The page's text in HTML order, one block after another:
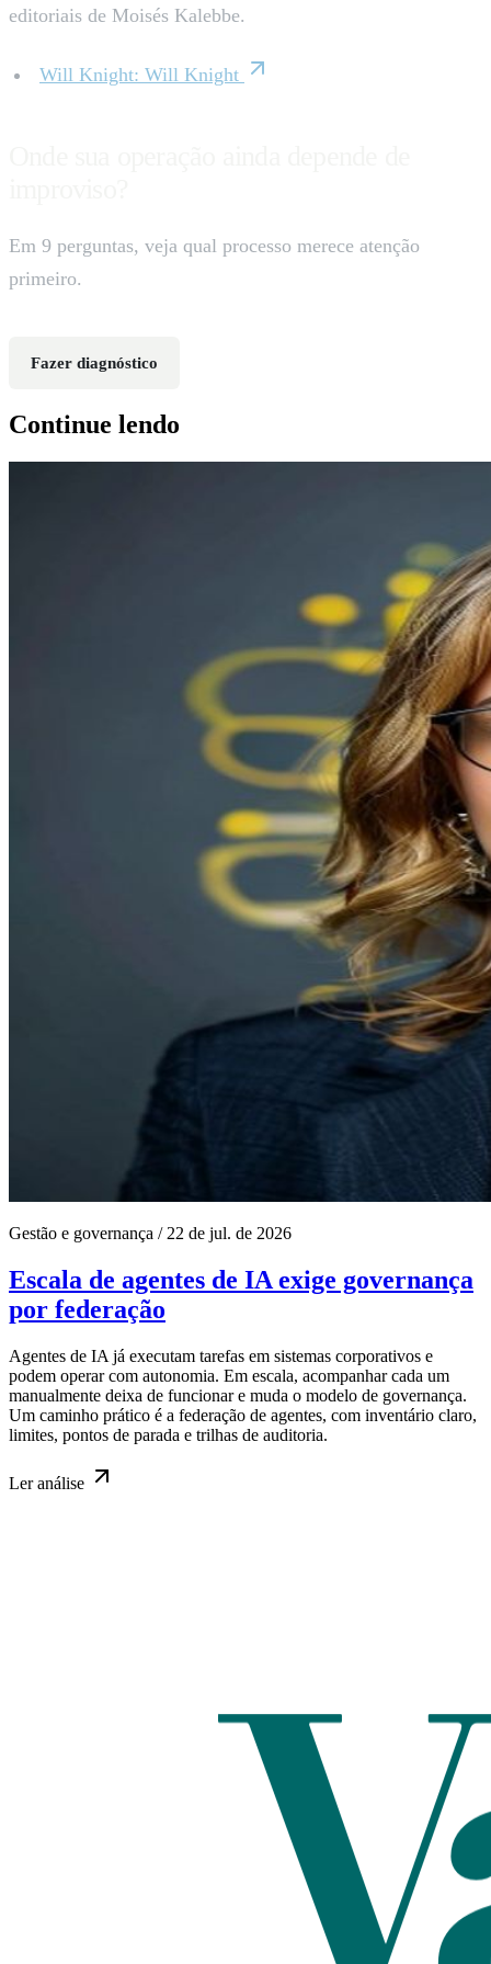
editoriais de Moisés Kalebbe.
Will Knight: Will Knight
Em 9 perguntas, veja qual processo merece atenção
primeiro.
Fazer diagnóstico
Continue lendo
Gestão e governança / 22 de jul. de 2026
Escala de agentes de IA exige governança
por federação
Agentes de IA já executam tarefas em sistemas corporativos e
podem operar com autonomia. Em escala, acompanhar cada um
manualmente deixa de funcionar e muda o modelo de governança.
Um caminho prático é a federação de agentes, com inventário claro,
limites, pontos de parada e trilhas de auditoria.
Leranálise